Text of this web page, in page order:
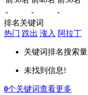
-
-
-
排名关键词
热门 跌出 涨入 阿拉丁
关键词排名搜索量
未找到信息!
0个关键词查看更多